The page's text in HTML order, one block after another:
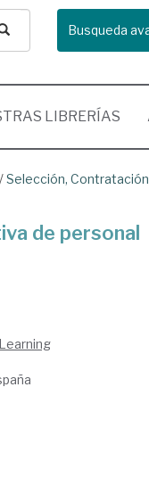
Busqueda
LIBRERÍAS
/Selección,
de personal